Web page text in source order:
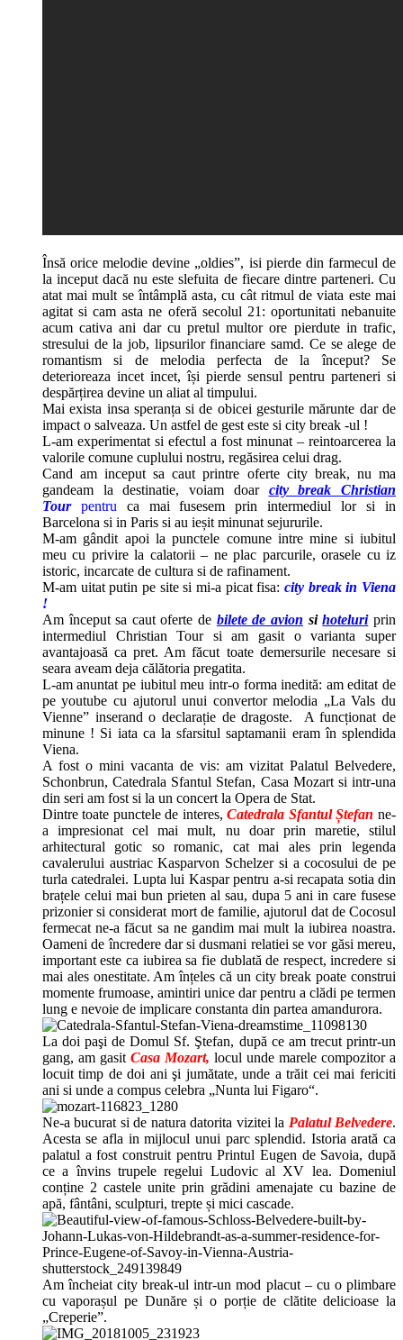
Însă orice melodie devine „oldies”, isi pierde din farmecul de
la inceput dacă nu este slefuita de fiecare dintre parteneri. Cu
atat mai mult se întâmplă asta, cu cât ritmul de viata este mai
agitat si cam asta ne oferă secolul 21: oportunitati nebanuite
acum cativa ani dar cu pretul multor ore pierdute in trafic,
stresului de la job, lipsurilor financiare samd. Ce se alege de
romantism si de melodia perfecta de la început? Se
deterioreaza incet incet, își pierde sensul pentru parteneri si
despărțirea devine un aliat al timpului.
Mai exista insa speranța si de obicei gesturile mărunte dar de
impact o salveaza. Un astfel de gest este si city break -ul !
L-am experimentat si efectul a fost minunat – reintoarcerea la
valorile comune cuplului nostru, regăsirea celui drag.
Cand am inceput sa caut printre oferte city break, nu ma
gandeam la destinatie, voiam doar city break Christian
Tour
pentru ca mai fusesem prin intermediul lor si in
Barcelona si in Paris si au ieșit minunat sejururile.
M-am gândit apoi la punctele comune intre mine si iubitul
meu cu privire la calatorii – ne plac parcurile, orasele cu iz
istoric, incarcate de cultura si de rafinament.
M-am uitat putin pe site si mi-a picat fisa: city break in Viena
!
Am început sa caut oferte de bilete de avion sihoteluriprin
intermediul Christian Tour si am gasit o varianta super
avantajoasă ca pret. Am făcut toate demersurile necesare si
seara aveam deja călătoria pregatita.
L-am anuntat pe iubitul meu intr-o forma inedită: am editat de
pe youtube cu ajutorul unui convertor melodia „La Vals du
Vienne” inserand o declarație de dragoste. A funcționat de
minune ! Si iata ca la sfarsitul saptamanii eram în splendida
Viena.
A fost o mini vacanta de vis: am vizitat Palatul Belvedere,
Schonbrun, Catedrala Sfantul Stefan, Casa Mozart si intr-una
din seri am fost si la un concert la Opera de Stat.
Dintre toate punctele de interes,Catedrala Sfantul Ștefan ne-
a impresionat cel mai mult, nu doar prin maretie, stilul
arhitectural gotic so romanic, cat mai ales prin legenda
cavalerului austriac Kasparvon Schelzer si a cocosului de pe
turla catedralei. Lupta lui Kaspar pentru a-si recapata sotia din
brațele celui mai bun prieten al sau, dupa 5 ani in care fusese
prizonier si considerat mort de familie, ajutorul dat de Cocosul
fermecat ne-a făcut sa ne gandim mai mult la iubirea noastra.
Oameni de încredere dar si dusmani relatiei se vor găsi mereu,
important este ca iubirea sa fie dublată de respect, incredere si
mai ales onestitate. Am înțeles că un city break poate construi
momente frumoase, amintiri unice dar pentru a clădi pe termen
lung e nevoie de implicare constanta din partea amandurora.
La doi paşi de Domul Sf. Ştefan, după ce am trecut printr-un
gang, am gasit Casa Mozart, locul unde marele compozitor a
locuit timp de doi ani şi jumătate, unde a trăit cei mai fericiti
ani si unde a compus celebra „Nunta lui Figaro“.
Ne-a bucurat si de natura datorita vizitei la Palatul Belvedere.
Acesta se afla in mijlocul unui parc splendid. Istoria arată ca
palatul a fost construit pentru Printul Eugen de Savoia, după
ce a învins trupele regelui Ludovic al XV lea. Domeniul
conține 2 castele unite prin grădini amenajate cu bazine de
apă, fântâni, sculpturi, trepte și mici cascade.
Am încheiat city break-ul intr-un mod placut – cu o plimbare
cu vaporașul pe Dunăre și o porție de clătite delicioase la
„Creperie”.